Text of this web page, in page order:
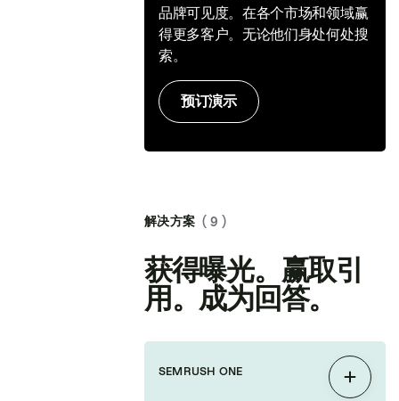
品牌可见度。在各个市场和领域赢
得更多客户。无论他们身处何处搜
索。
预订演示
解决方案 ( 9 )
获得曝光。赢取引
用。成为回答。
SEMRUSH ONE
展开